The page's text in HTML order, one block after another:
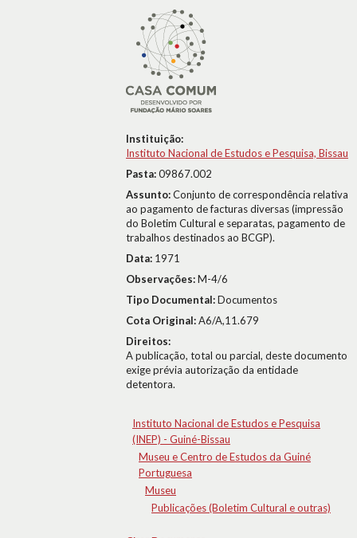
Instituição:
Instituto Nacional de Estudos e Pesquisa, Bissau
Pasta:09867.002
Assunto:Conjunto de correspondência relativa
ao pagamento de facturas diversas (impressão
do Boletim Cultural e separatas, pagamento de
trabalhos destinados ao BCGP).
Data: 1971
Observações:M-4/6
Tipo Documental:Documentos
Cota Original:A6/A,11.679
Direitos:
A publicação, total ou parcial, deste documento
exige prévia autorização da entidade
detentora.
Instituto Nacional de Estudos e Pesquisa
(INEP) - Guiné-Bissau
Museu e Centro de Estudos da Guiné
Portuguesa
Museu
Publicações (Boletim Cultural e outras)